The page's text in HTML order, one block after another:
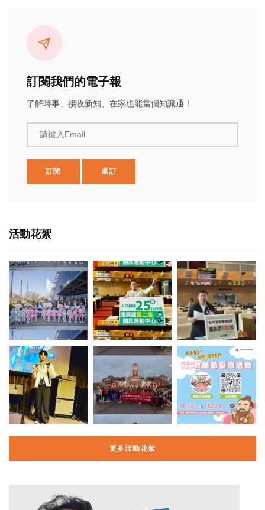
訂閱我們的電子報
了解時事、接收新知、在家也能當個知識通！
請鍵入Email
訂閱 退訂
活動花絮
更多活動花絮